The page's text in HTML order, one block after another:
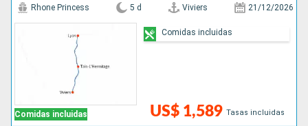
Comidas incluidas
Rhone Princess 5 d Viviers 21/12/2026
US$ 1,589 Tasas incluidas
Comidas incluidas